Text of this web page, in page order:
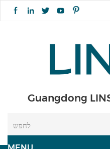
Guangdong